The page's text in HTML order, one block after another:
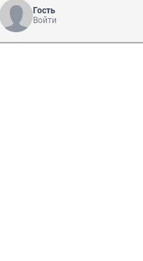
Гость
Войти